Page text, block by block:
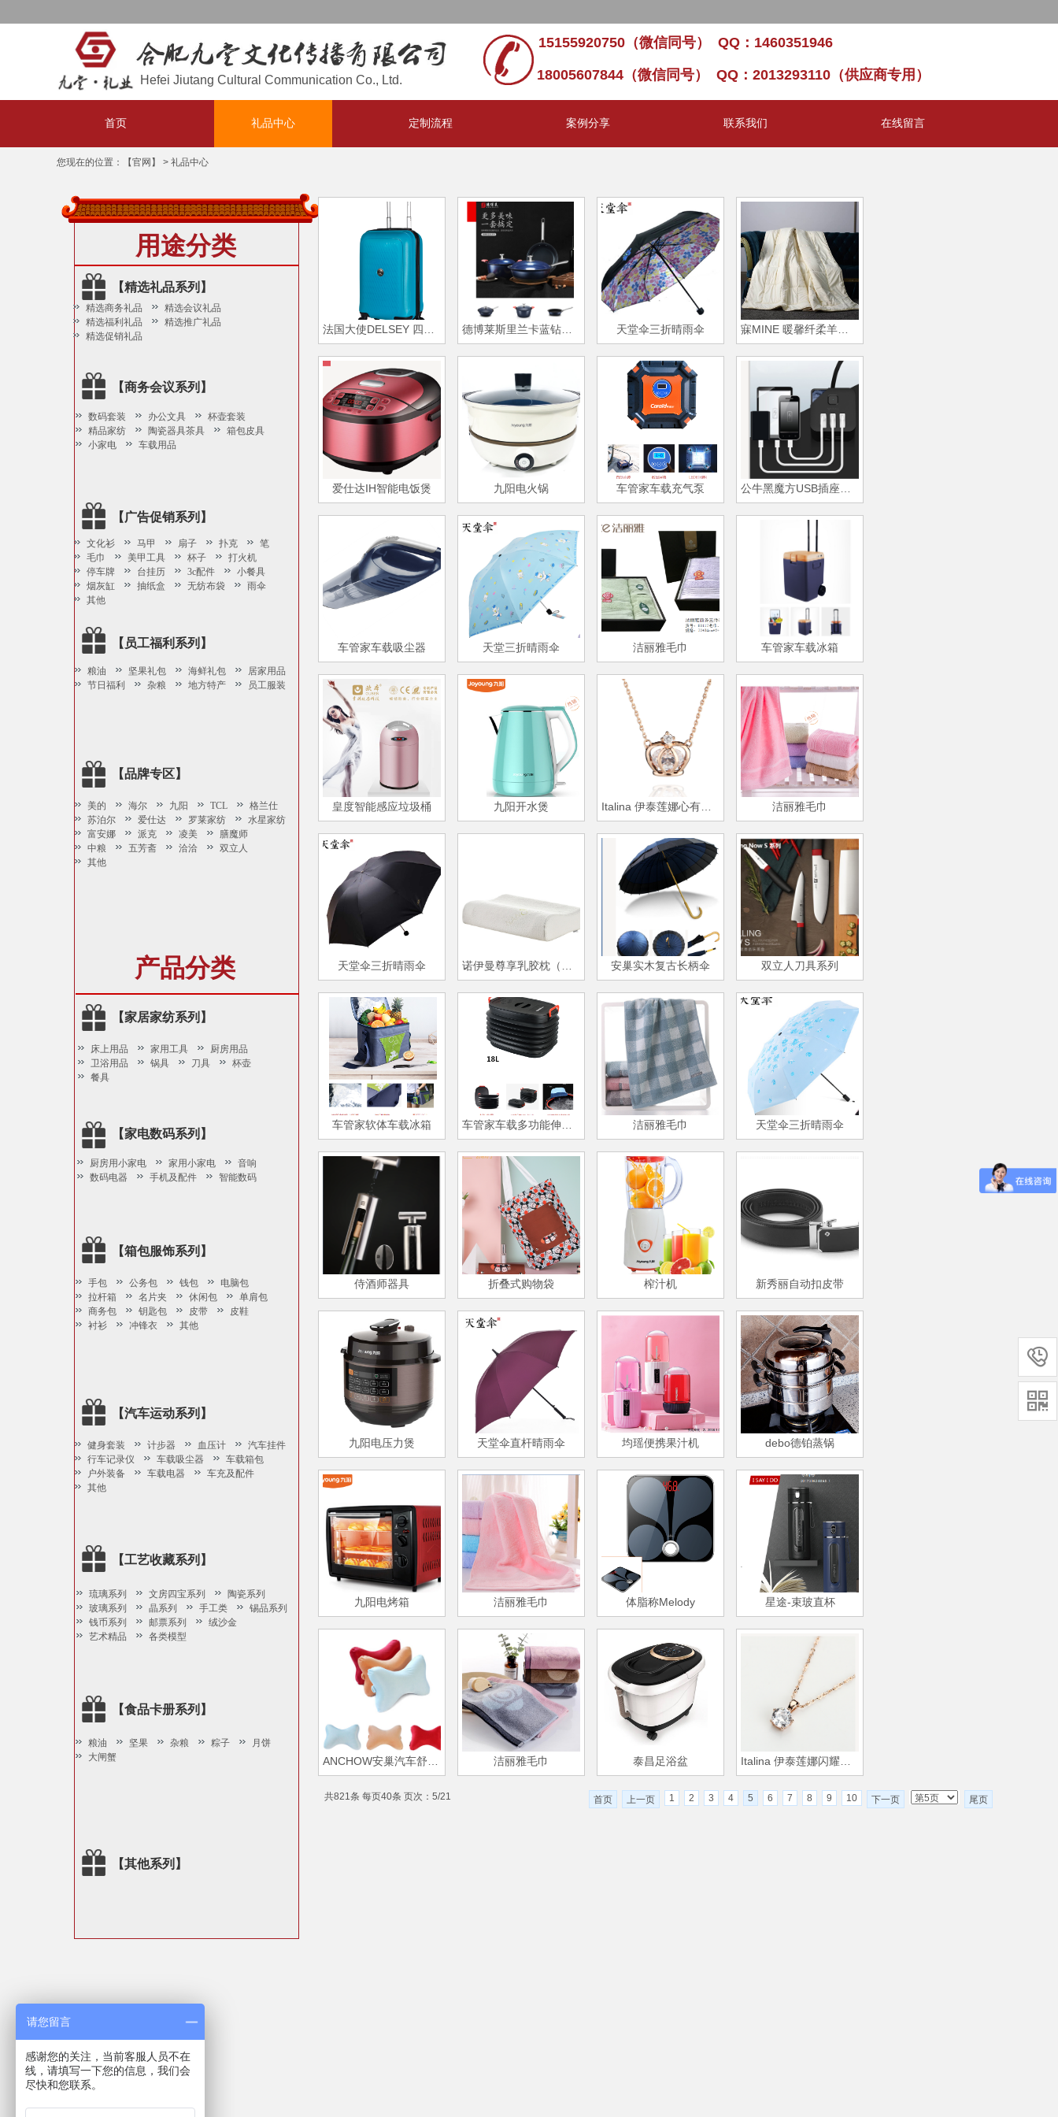
首页 礼品中心 定制流程 案例分享 联系我们 在线留言
Hefei Jiutang Cultural Communication Co., Ltd.
15155920750（微信同号） QQ：1460351946
18005607844（微信同号） QQ：2013293110（供应商专用）
【家居家纺系列】
【商务会议系列】
用途分类
精选商务礼品
精选会议礼品
精选福利礼品
精选推广礼品
精选促销礼品
您现在的位置： 【官网】 > 礼品中心
产品分类
粮油 坚果礼包 海鲜礼包
居家用品
节日福利
杂粮 地方特产 员工服装
【品牌专区】
美的 海尔 九阳 TCL
格兰仕
苏泊尔
爱仕达 罗莱家纺
水星家纺
富安娜
派克 凌美
膳魔师
中粮
五芳斋 洽洽
双立人
其他
数码套装 办公文具
杯壶套装
精品家纺
陶瓷器具茶具
箱包皮具
小家电
车载用品
【广告促销系列】
文化衫 马甲 扇子 扑克
笔
毛巾
美甲工具 杯子
打火机
停车牌
台挂历 3c配件
小餐具
烟灰缸
抽纸盒 无纺布袋
雨伞
其他
【员工福利系列】
床上用品 家用工具
厨房用品
卫浴用品
锅具 刀具
杯壶
餐具
【家电数码系列】
天堂伞三折晴雨伞
爱仕达IH智能电饭煲 九阳电火锅 车管家车载充气泵
车管家车载吸尘器 天堂三折晴雨伞 洁丽雅毛巾 车管家车载冰箱
皇度智能感应垃圾桶 九阳开水煲 洁丽雅毛巾
天堂伞三折晴雨伞 安巢实木复古长柄伞 双立人刀具系列
车管家软体车载冰箱 洁丽雅毛巾 天堂伞三折晴雨伞
侍酒师器具 折叠式购物袋 榨汁机 新秀丽自动扣皮带
九阳电压力煲 天堂伞直杆晴雨伞 均瑶便携果汁机 debo德铂蒸锅
九阳电烤箱 洁丽雅毛巾 体脂称Melody 星途-束玻直杯
洁丽雅毛巾 泰昌足浴盆
共821条 每页40条 页次：5/21 首页 上一页 1 2 3 4 5 6 7 8 9 10 下一页 尾页
【其他系列】
粮油 坚果 杂粮 粽子
月饼
大闸蟹
琉璃系列 文房四宝系列
陶瓷系列
玻璃系列
晶系列 手工类
锡品系列
钱币系列
邮票系列
绒沙金
艺术精品
各类模型
【食品卡册系列】
健身套装 计步器 血压计
汽车挂件
行车记录仪
车载吸尘器
车载箱包
户外装备
车载电器
车充及配件
其他
手包 公务包 钱包
电脑包
拉杆箱
名片夹 休闲包
单肩包
商务包
钥匙包 皮带
皮鞋
衬衫
冲锋衣 其他
【汽车运动系列】
厨房用小家电 家用小家电
音响
数码电器
手机及配件 智能数码
【箱包服饰系列】
【精选礼品系列】
【工艺收藏系列】


请您留言
感谢您的关注，当前客服人员不在
线，请填写一下您的信息，我们会
尽快和您联系。